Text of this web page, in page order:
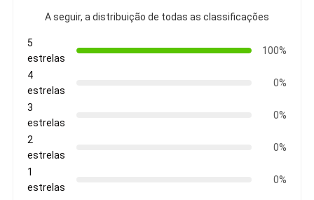
A seguir, a distribuição de todas as classificações
5
estrelas
100%
4
estrelas
0%
3
estrelas
0%
2
estrelas
0%
1
estrelas
0%